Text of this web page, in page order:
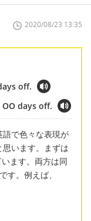
2020/08/23 13:35
off.
days off.
語で色々な表現が
います。まずは
ます。両方は同
す。例えば、